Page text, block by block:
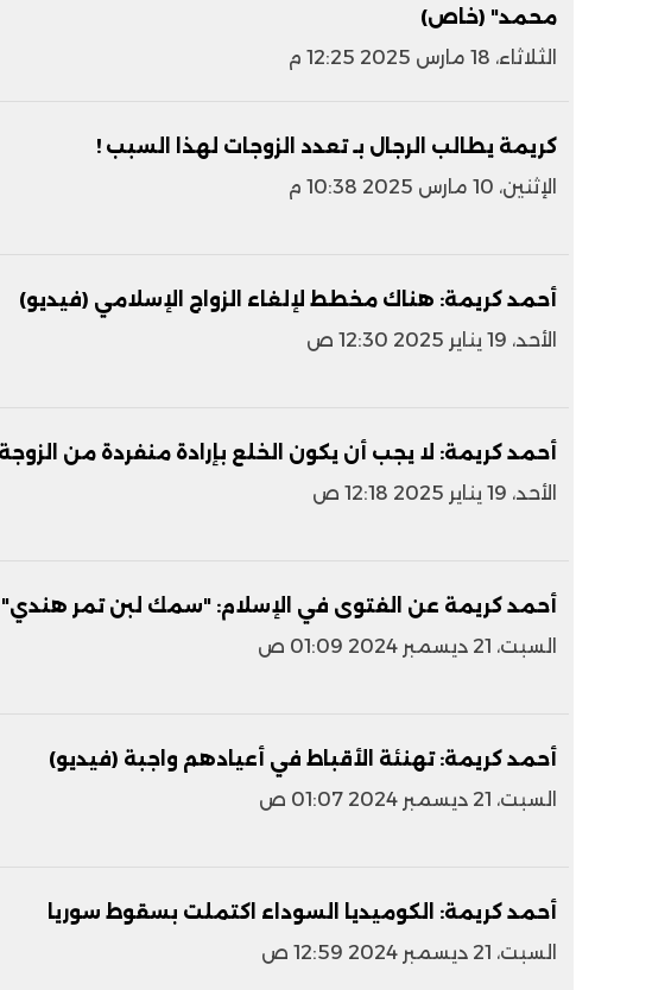
محمد" (خاص)
الثلاثاء، 18 مارس 2025 12:25 م
كريمة يطالب الرجال بـ تعدد الزوجات لهذا السبب !
الإثنين، 10 مارس 2025 10:38 م
أحمد كريمة: هناك مخطط لإلغاء الزواج الإسلامي (فيديو)
الأحد، 19 يناير 2025 12:30 ص
أحمد كريمة: لا يجب أن يكون الخلع بإرادة منفردة من
الأحد، 19 يناير 2025 12:18 ص
أحمد كريمة عن الفتوى في الإسلام: "سمك لبن تمر هندي"
السبت، 21 ديسمبر 2024 01:09 ص
أحمد كريمة: تهنئة الأقباط في أعيادهم واجبة (فيديو)
السبت، 21 ديسمبر 2024 01:07 ص
أحمد كريمة: الكوميديا السوداء اكتملت بسقوط سوريا
السبت، 21 ديسمبر 2024 12:59 ص